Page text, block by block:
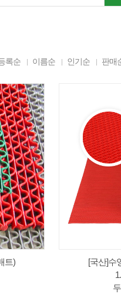
록순 이름순 인기순 판매
트)
[국산]수